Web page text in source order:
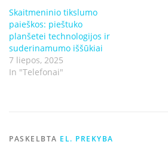
Skaitmeninio tikslumo
paieškos: pieštuko
planšetei technologijos ir
suderinamumo iššūkiai
7 liepos, 2025
In "Telefonai"
PASKELBTA EL. PREKYBA